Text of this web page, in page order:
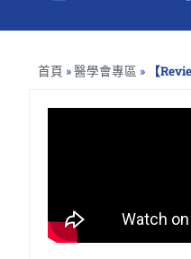
首頁 »醫學會專區 » 【